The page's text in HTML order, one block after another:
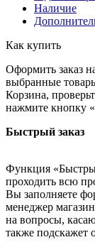
Наличие
Как купить
Оформить заказ
выбранные
Корзина,
нажмите кнопку
Быстрый заказ
Функция
проходить всю
Вы заполняете
менеджер
на вопросы,
также подскажет